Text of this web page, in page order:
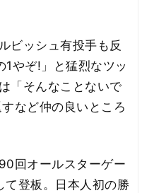
ビッシュ有投手も反
やぞ!」と猛烈なツッ
「そんなことないで
など仲の良いところ
回オールスターゲー
て登板。日本人初の勝